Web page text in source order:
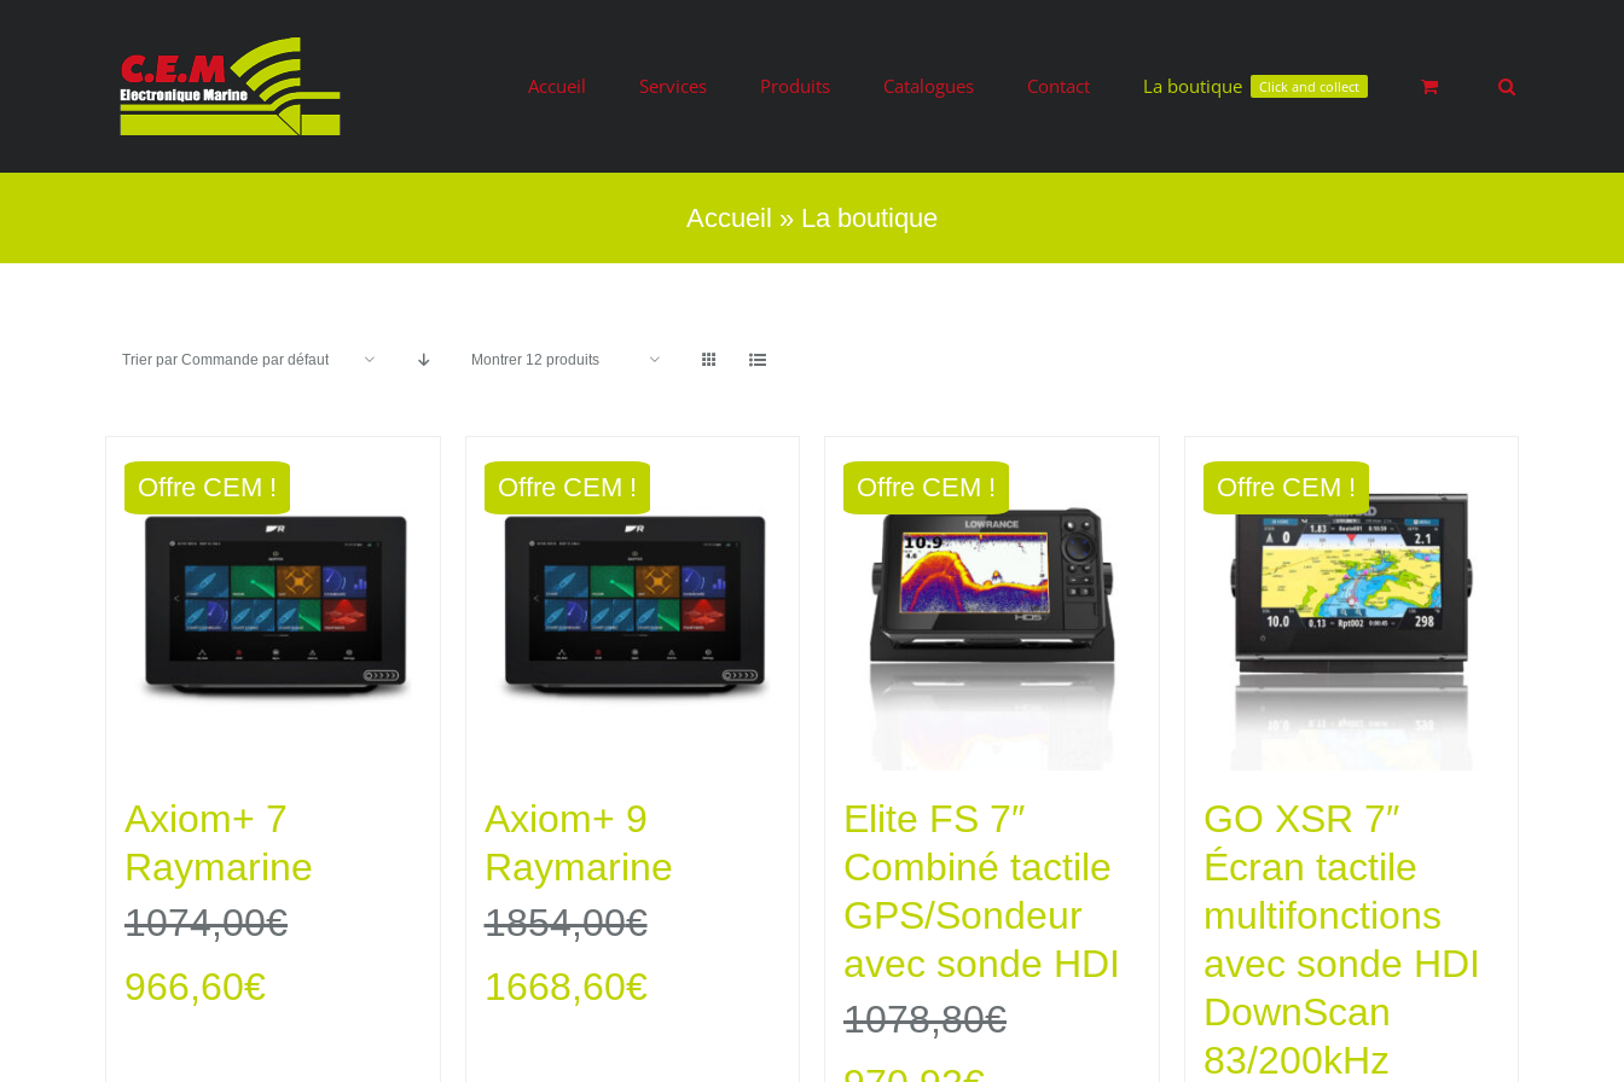
Accueil Services Produits Catalogues Contact La boutique Click and collect
Accueil » La boutique
Trier par Commande par défaut Montrer 12 produits
Offre CEM !
Axiom+ 7
Raymarine
1074,00€
Le
966,60€Le
Offre CEM !
Axiom+ 9
Raymarine
1854,00€
Le
1668,60€Le
Offre CEM !
Elite FS 7″
Combiné tactile
GPS/Sondeur
avec sonde HDI
1078,80€
Offre CEM !
GO XSR 7″
Écran tactile
multifonctions
avec sonde HDI
DownScan
83/200kHz